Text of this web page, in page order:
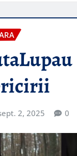
2, 2025 0